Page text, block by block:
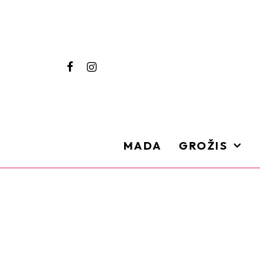
MADA GROŽIS